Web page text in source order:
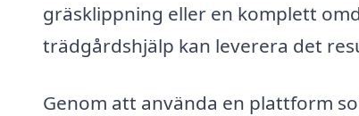
gräsklippning eller en komplett
trädgårdshjälp kan leverera det
Genom att använda en plattform